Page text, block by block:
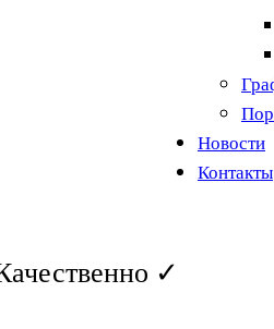
Новости
Контакты
✓